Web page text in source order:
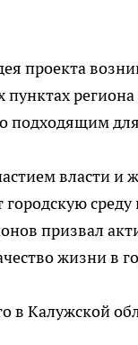
проекта
пунктах
подходящим
власти
призвал
жизни в
в Калужской